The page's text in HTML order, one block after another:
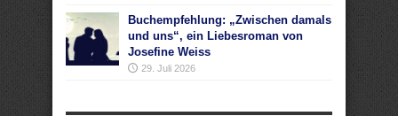
Buchempfehlung: „Zwischen damals
und uns“, ein Liebesroman von
Josefine Weiss
29. Juli 2026